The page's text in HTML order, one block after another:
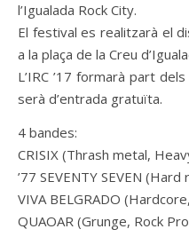
l’Igualada Rock City.
El festival es realitzarà el
a la plaça de la Creu
L’IRC ’17 formarà part
serà d’entrada gratuïta.
4 bandes:
CRISIX (Thrash metal,
’77 SEVENTY SEVEN (Hard
VIVA BELGRADO
QUAOAR (Grunge, Rock